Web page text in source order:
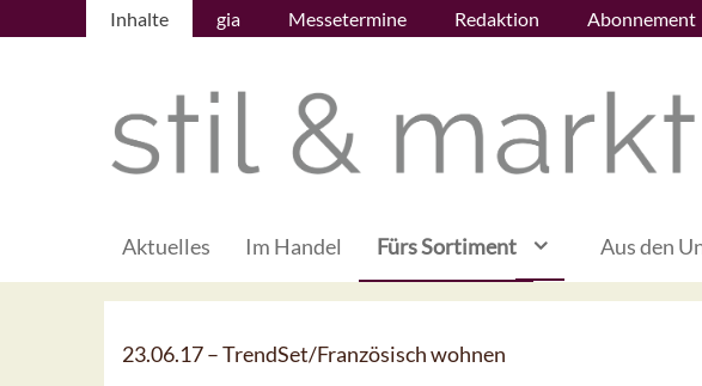
Inhalte gia Messetermine Redaktion Abonnement
Aktuelles Im Handel Fürs Sortiment Aus den
23.06.17 –TrendSet/Französisch wohnen